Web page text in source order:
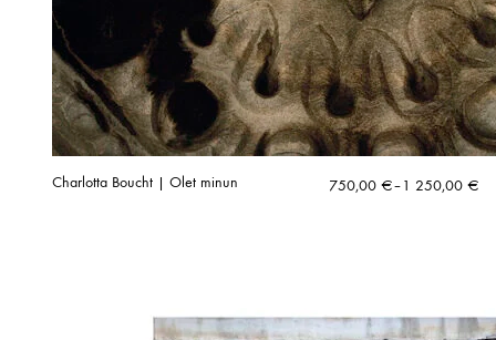
Charlotta Boucht | Olet minun 750,00 €–1 250,00 €
Hintaluokka: